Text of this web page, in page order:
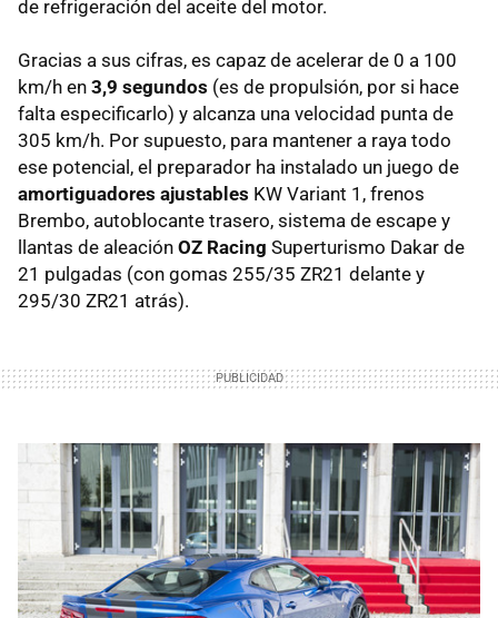
de refrigeración del aceite del motor.
Gracias a sus cifras, es capaz de acelerar de 0 a 100
km/h en 3,9 segundos (es de propulsión, por si hace
falta especificarlo) y alcanza una velocidad punta de
305 km/h. Por supuesto, para mantener a raya todo
ese potencial, el preparador ha instalado un juego de
amortiguadores ajustables KW Variant 1, frenos
Brembo, autoblocante trasero, sistema de escape y
llantas de aleación OZ Racing Superturismo Dakar de
21 pulgadas (con gomas 255/35 ZR21 delante y
295/30 ZR21 atrás).